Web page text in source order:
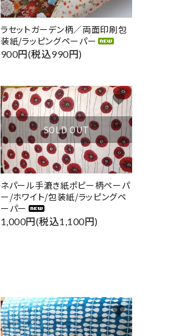
ラセットガーデン柄／両面印刷包
装紙/ラッピングペーパー
900円(税込990円)
SOLD OUT
ネパール手漉き紙ポピー柄ペーパ
ー/ホワイト/包装紙/ラッピングペ
ーパー
1,000円(税込1,100円)
favorite
favorite